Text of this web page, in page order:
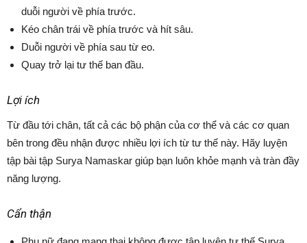
duỗi người về phía trước.
Kéo chân trái về phía trước và hít sâu.
Duỗi người về phía sau từ eo.
Quay trở lại tư thế ban đầu.
Lợi ích
Từ đầu tới chân, tất cả các bộ phận của cơ thể và các cơ quan
bên trong đều nhận được nhiều lợi ích từ tư thế này. Hãy luyện
tập bài tập Surya Namaskar giúp bạn luôn khỏe mạnh và tràn đầy
năng lượng.
Cẩn thận